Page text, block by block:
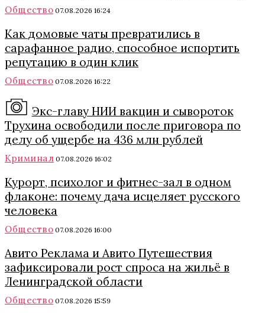
Общество 07.08.2026 16:24
Как домовые чаты превратились в
сарафанное радио, способное испортить
репутацию в один клик
Общество 07.08.2026 16:22
Экс-главу НИИ вакцин и сывороток
Трухина освободили после приговора по
делу об ущербе на 436 млн рублей
Криминал 07.08.2026 16:02
Курорт, психолог и фитнес-зал в одном
флаконе: почему дача исцеляет русского
человека
Общество 07.08.2026 16:00
Авито Реклама и Авито Путешествия
зафиксировали рост спроса на жильё в
Ленинградской области
Общество 07.08.2026 15:59